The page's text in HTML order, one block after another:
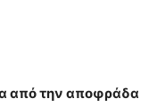
από την αποφράδα